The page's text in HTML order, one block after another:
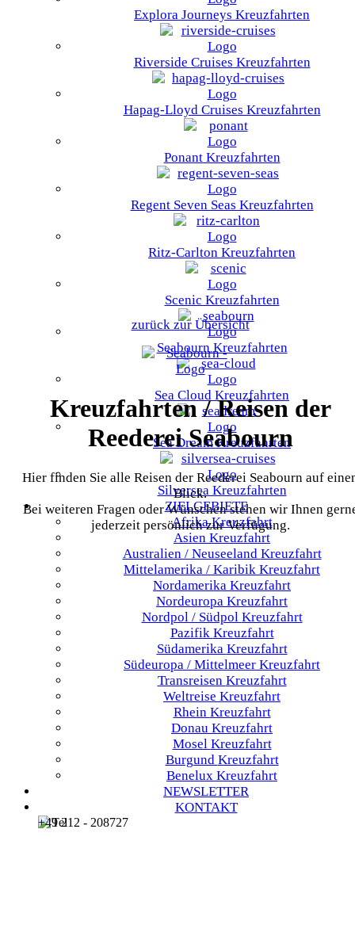
Explora Journeys Kreuzfahrten
Riverside Cruises Kreuzfahrten
Hapag-Lloyd Cruises Kreuzfahrten
Ponant Kreuzfahrten
Regent Seven Seas Kreuzfahrten
Ritz-Carlton Kreuzfahrten
Scenic Kreuzfahrten
Seabourn Kreuzfahrten
Sea Cloud Kreuzfahrten
Sea Dream Kreuzfahrten
Silversea Kreuzfahrten
ZIELGEBIETE
AfrikaKreuzfahrt
Asien Kreuzfahrt
Australien / Neuseeland Kreuzfahrt
Mittelamerika / Karibik Kreuzfahrt
Nordamerika Kreuzfahrt
Nordeuropa Kreuzfahrt
Nordpol / Südpol Kreuzfahrt
Pazifik Kreuzfahrt
Südamerika Kreuzfahrt
Südeuropa / Mittelmeer Kreuzfahrt
Transreisen Kreuzfahrt
Weltreise Kreuzfahrt
Rhein Kreuzfahrt
Donau Kreuzfahrt
Mosel Kreuzfahrt
Burgund Kreuzfahrt
Benelux Kreuzfahrt
NEWSLETTER
KONTAKT
+49 212 - 208727
zurück zur Übersicht
Kreuzfahrten / Reisen der
Reederei Seabourn
Hier finden Sie alle Reisen der Reederei Seabourn auf
Blick.
Bei weiteren Fragen oder Wünschen stehen wir Ihnen
jederzeit persönlich zur Verfügung.